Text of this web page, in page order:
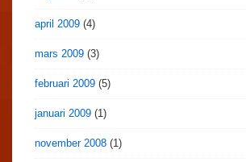
april 2009 (4)
mars 2009 (3)
februari 2009 (5)
januari 2009 (1)
november 2008 (1)